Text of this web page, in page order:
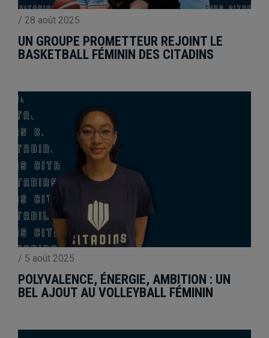
/ 28 août 2025
UN GROUPE PROMETTEUR REJOINT LE
BASKETBALL FÉMININ DES CITADINS
/ 5 août 2025
POLYVALENCE, ÉNERGIE, AMBITION : UN
BEL AJOUT AU VOLLEYBALL FÉMININ